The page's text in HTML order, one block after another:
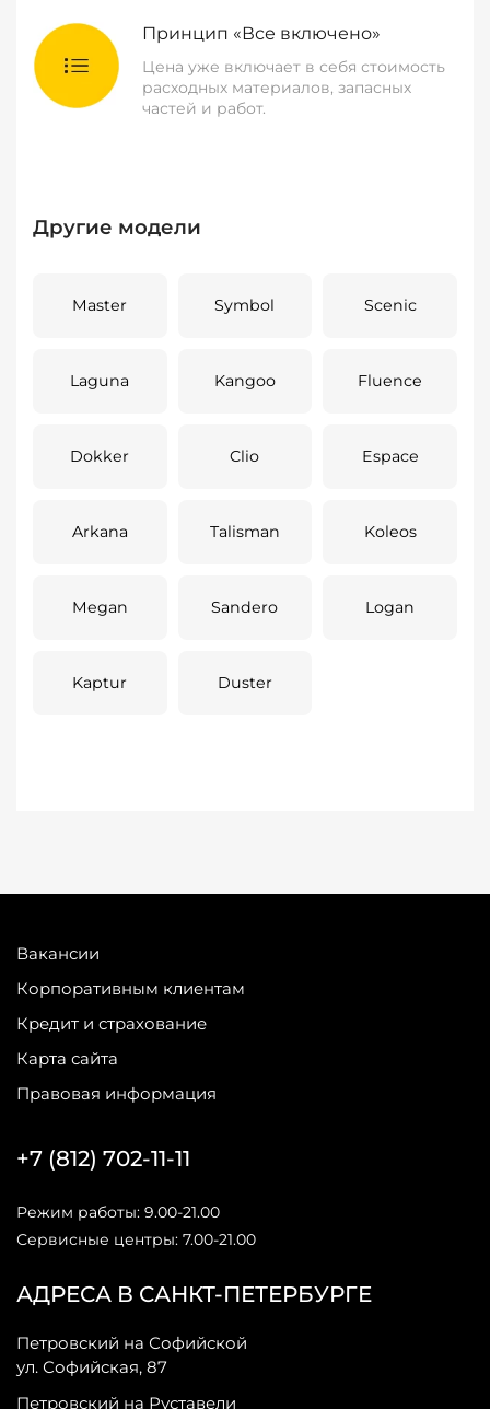
Принцип «Все включено»
Цена уже включает в себя стоимость
расходных материалов, запасных
частей и работ.
Другие модели
Master Symbol Scenic
Laguna Kangoo Fluence
Dokker Clio Espace
Arkana Talisman Koleos
Megan Sandero Logan
Kaptur Duster
Вакансии
Корпоративным клиентам
Кредит и страхование
Карта сайта
Правовая информация
АДРЕСА В САНКТ-ПЕТЕРБУРГЕ
Петровский на Софийской
ул. Софийская, 87
Петровский на Руставели
+7 (812) 702-11-11
Режим работы: 9.00-21.00
Сервисные центры: 7.00-21.00